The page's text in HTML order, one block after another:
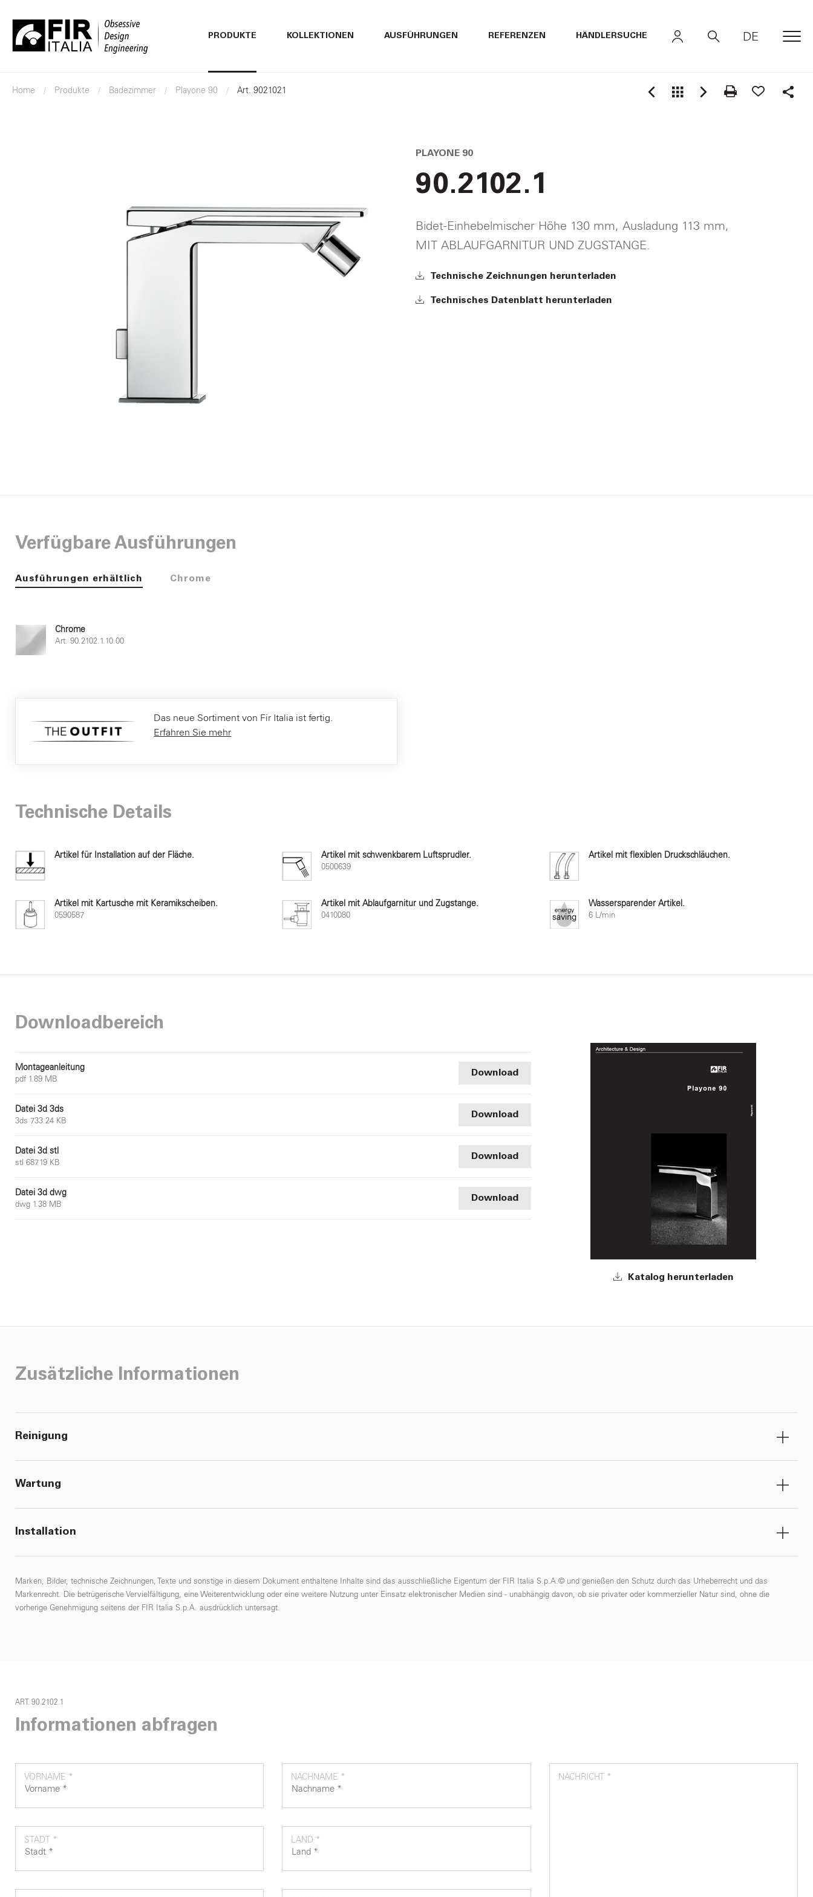
PRODUKTE KOLLEKTIONEN AUSFÜHRUNGEN REFERENZEN HÄNDLERSUCHE DE
Home Produkte Badezimmer Playone 90 Art. 9021021
Share
PLAYONE 90
90.2102.1
Bidet-Einhebelmischer Höhe 130 mm, Ausladung 113 mm,
MIT ABLAUFGARNITUR UND ZUGSTANGE.
Technische Zeichnungen herunterladen
Technisches Datenblatt herunterladen
Verfügbare Ausführungen
Ausführungen erhältlich Chrome
Chrome
Art. 90.2102.1.10.00
Das neue Sortiment von Fir Italia ist fertig.
Erfahren Sie mehr
Technische Details
Artikel für Installation auf der Fläche. Artikel mit schwenkbarem Luftsprudler.
0500639
Artikel mit flexiblen Druckschläuchen.
Artikel mit Kartusche mit Keramikscheiben.
0590587
Artikel mit Ablaufgarnitur und Zugstange.
0410080
Wassersparender Artikel.
6 L/min
Downloadbereich
Montageanleitung
pdf 1.89 MB
Download
Datei 3d 3ds
3ds 733.24 KB
Download
Datei 3d stl
stl 687.19 KB
Download
Datei 3d dwg
dwg 1.38 MB
Download
Katalog herunterladen
Zusätzliche Informationen
Reinigung
Wartung
Installation
Marken, Bilder, technische Zeichnungen, Texte und sonstige in diesem Dokument enthaltene Inhalte sind das ausschließliche Eigentum der FIR Italia S.p.A.© und genießen den Schutz durch das Urheberrecht und das
Markenrecht. Die betrügerische Vervielfältigung, eine Weiterentwicklung oder eine weitere Nutzung unter Einsatz elektronischer Medien sind - unabhängig davon, ob sie privater oder kommerzieller Natur sind, ohne die
vorherige Genehmigung seitens der FIR Italia S.p.A. ausdrücklich untersagt.
ART. 90.2102.1
Informationen abfragen
VORNAME * NACHNAME *
STADT * LAND *
NACHRICHT *
ITALIANO
ITALIANO